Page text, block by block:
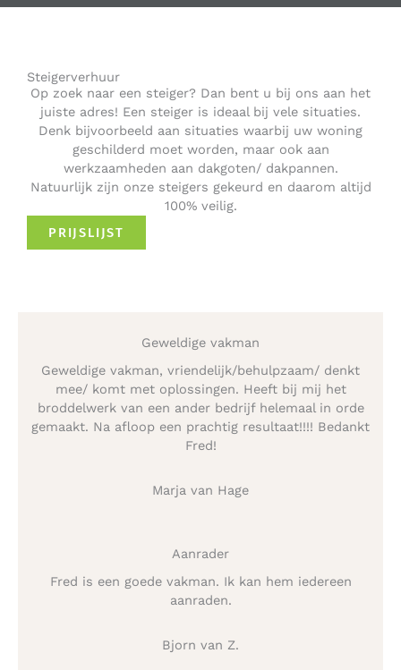
Steigerverhuur
Op zoek naar een steiger? Dan bent u bij ons aan het
juiste adres! Een steiger is ideaal bij vele situaties.
Denk bijvoorbeeld aan situaties waarbij uw woning
geschilderd moet worden, maar ook aan
werkzaamheden aan dakgoten/ dakpannen.
Natuurlijk zijn onze steigers gekeurd en daarom altijd
100% veilig.
PRIJSLIJST
Geweldige vakman
Geweldige vakman, vriendelijk/behulpzaam/ denkt
mee/ komt met oplossingen. Heeft bij mij het
broddelwerk van een ander bedrijf helemaal in orde
gemaakt. Na afloop een prachtig resultaat!!!! Bedankt
Fred!
Marja van Hage
Aanrader
Fred is een goede vakman. Ik kan hem iedereen
aanraden.
Bjorn van Z.